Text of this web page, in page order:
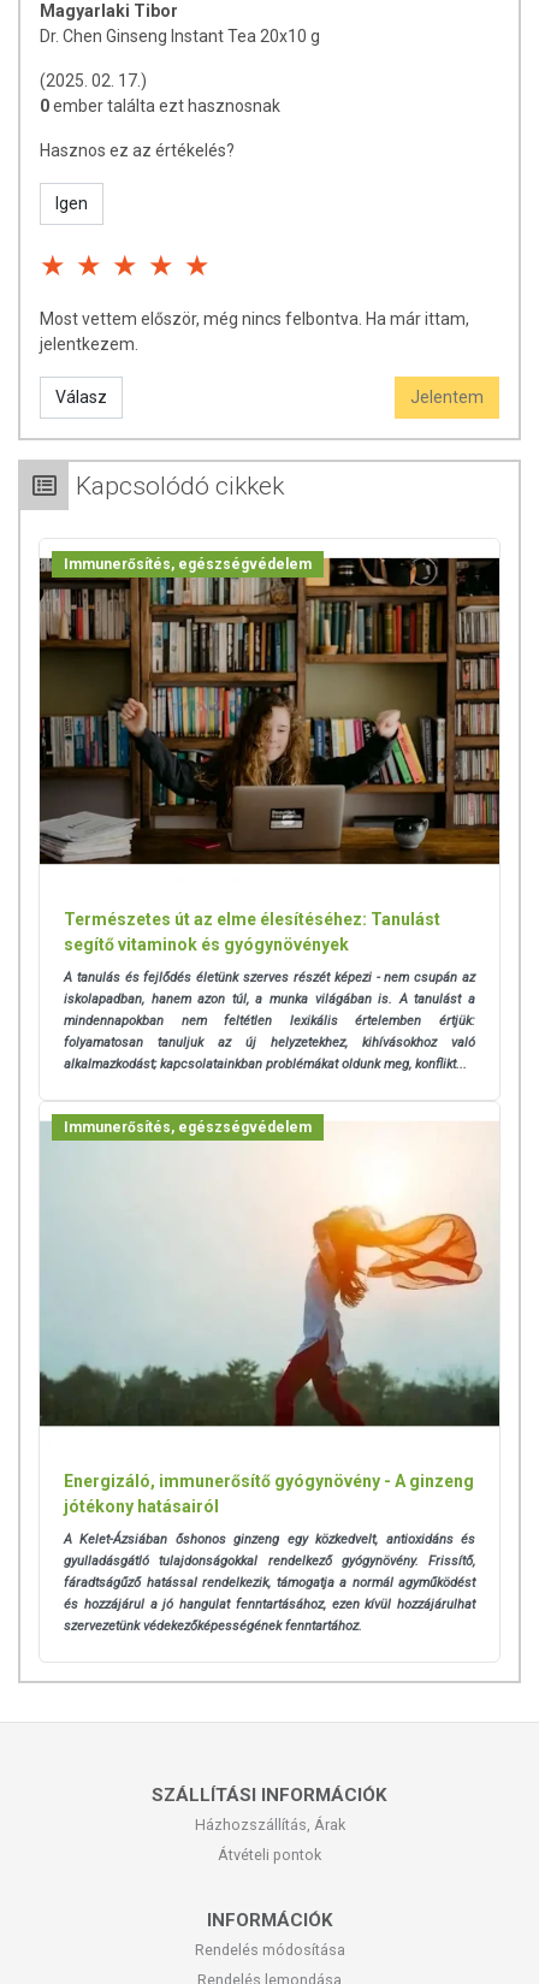
csomagolásán találják meg.
Magyarlaki Tibor
Dr. Chen Ginseng Instant Tea 20x10 g
(2025. 02. 17.)
0ember találta ezt hasznosnak
Hasznos ez az értékelés?
Igen
Most vettem először, még nincs felbontva. Ha már ittam,
jelentkezem.
Válasz Jelentem
Kapcsolódó cikkek
Immunerősítés, egészségvédelem
Természetes út az elme élesítéséhez: Tanulást
segítő vitaminok és gyógynövények
A tanulás és fejlődés életünk szerves részét képezi - nem csupán az
iskolapadban, hanem azon túl, a munka világában is. A tanulást a
mindennapokban nem feltétlen lexikális értelemben értjük:
folyamatosan tanuljuk az új helyzetekhez, kihívásokhoz való
alkalmazkodást; kapcsolatainkban problémákat oldunk meg, konflikt...
Immunerősítés, egészségvédelem
Energizáló, immunerősítő gyógynövény - A ginzeng
jótékony hatásairól
A Kelet-Ázsiában őshonos ginzeng egy közkedvelt, antioxidáns és
gyulladásgátló tulajdonságokkal rendelkező gyógynövény. Frissítő,
fáradtságűző hatással rendelkezik, támogatja a normál agyműködést
és hozzájárul a jó hangulat fenntartásához, ezen kívül hozzájárulhat
szervezetünk védekezőképességének fenntartához.
SZÁLLÍTÁSI INFORMÁCIÓK
Házhozszállítás, Árak
Átvételi pontok
INFORMÁCIÓK
Rendelés módosítása
Rendelés lemondása